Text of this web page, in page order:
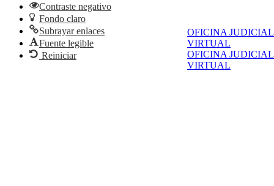
OFICINA JUDICIAL
VIRTUAL
OFICINA JUDICIAL
VIRTUAL
Contraste negativo
Fondo claro
Subrayar enlaces
Fuente legible
Reiniciar